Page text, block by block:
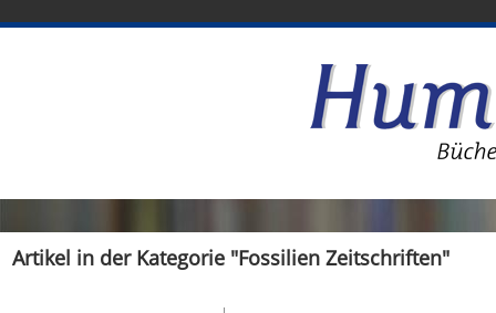
Artikel in der Kategorie "Fossilien Zeitschriften"